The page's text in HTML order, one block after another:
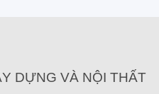
DỰNG VÀ NỘI THẤT